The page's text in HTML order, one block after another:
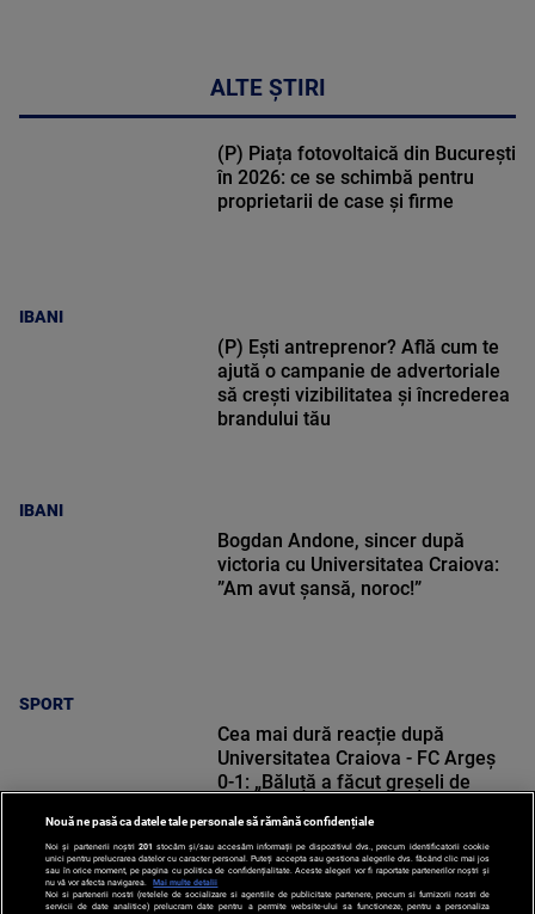
ALTE ȘTIRI
IBANI
(P) Piața fotovoltaică din București
în 2026: ce se schimbă pentru
proprietarii de case și firme
IBANI
(P) Ești antreprenor? Află cum te
ajută o campanie de advertoriale
să crești vizibilitatea și încrederea
brandului tău
SPORT
Bogdan Andone, sincer după
victoria cu Universitatea Craiova:
”Am avut șansă, noroc!”
SPORT
Cea mai dură reacție după
Universitatea Craiova - FC Argeș
0-1: „Băluță a făcut greșeli de
Nouă ne pasă ca datele tale personale să rămână confidențiale
Noi și partenerii noștri 201 stocăm și/sau accesăm informații pe dispozitivul dvs., precum identificatorii cookie
unici pentru prelucrarea datelor cu caracter personal. Puteți accepta sau gestiona alegerile dvs. făcând clic mai jos
sau în orice moment, pe pagina cu politica de confidențialitate. Aceste alegeri vor fi raportate partenerilor noștri și
nu vă vor afecta navigarea.
Mai multe detalii
Noi si partenerii nostri (retelele de socializare si agentiile de publicitate partenere, precum si furnizorii nostri de
servicii de date analitice) prelucram date pentru a permite website-ului sa functioneze, pentru a personaliza